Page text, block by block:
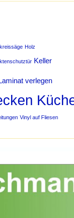
Holz
Keller
verlegen
Vinyl auf Fliesen